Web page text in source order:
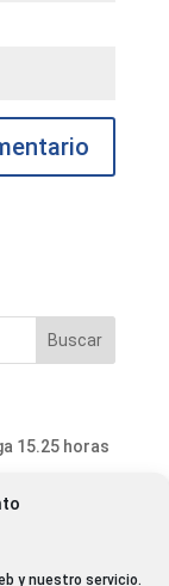
y nuestro servicio.
15.25 horas
horas 7 de
un